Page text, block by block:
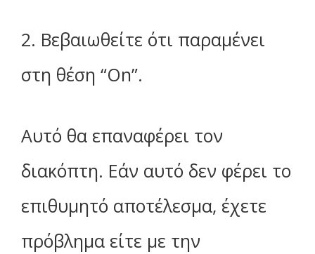
2. Βεβαιωθείτε ότι παραμένει
στη θέση “On”.
Αυτό θα επαναφέρει τον
διακόπτη. Εάν αυτό δεν φέρει το
επιθυμητό αποτέλεσμα, έχετε
πρόβλημα είτε με την